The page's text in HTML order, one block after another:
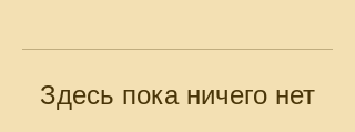
Здесь пока ничего нет